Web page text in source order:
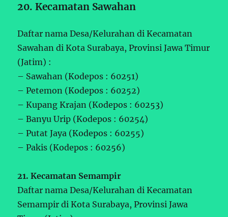
20. Kecamatan Sawahan
Daftar nama Desa/Kelurahan di Kecamatan
Sawahan di Kota Surabaya, Provinsi Jawa Timur
(Jatim) :
– Sawahan (Kodepos : 60251)
– Petemon (Kodepos : 60252)
– Kupang Krajan (Kodepos : 60253)
– Banyu Urip (Kodepos : 60254)
– Putat Jaya (Kodepos : 60255)
– Pakis (Kodepos : 60256)
21. Kecamatan Semampir
Daftar nama Desa/Kelurahan di Kecamatan
Semampir di Kota Surabaya, Provinsi Jawa